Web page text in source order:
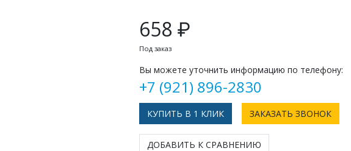
658 ₽
Под заказ
Вы можете уточнить информацию по телефону:
+7 (921) 896-2830
КУПИТЬ В 1 КЛИК ЗАКАЗАТЬ ЗВОНОК
ДОБАВИТЬ К СРАВНЕНИЮ